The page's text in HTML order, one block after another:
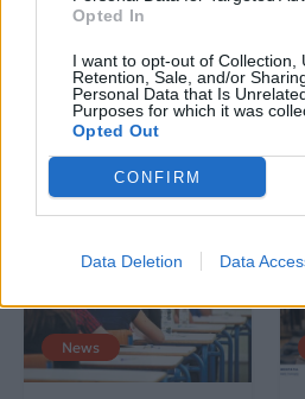
Opted In
I want to opt-out of Collection,
Retention, Sale, and/or
Personal Data that Is
Purposes for which it was
Opted Out
CONFIRM
Data Deletion Data
με επιφυλάξεις – Ποιες
παραλίες έχουν
χαρακτηριστεί
ακατάλληλες
04.07.2026
News